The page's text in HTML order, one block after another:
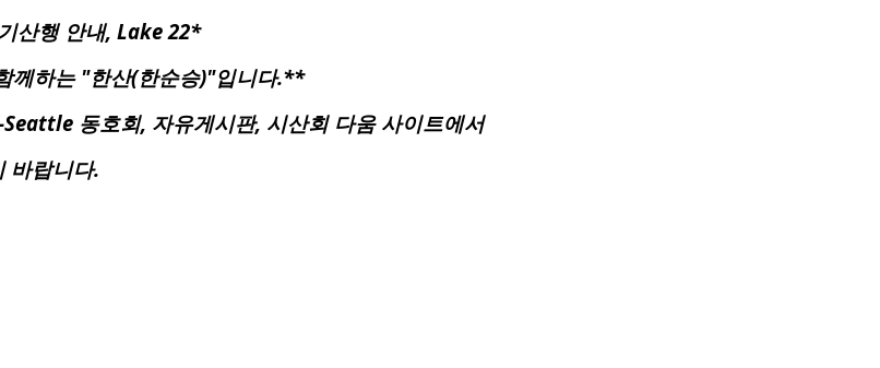
산행 안내, Lake 22*
께하는 "한산(한순승)"입니다.**
동호회, 자유게시판, 시산회 다움 사이트에서
바랍니다.